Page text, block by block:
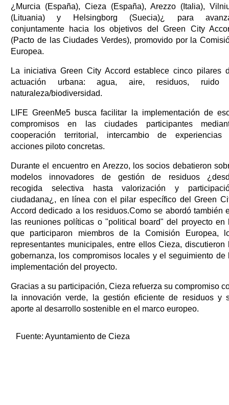
¿Murcia (España), Cieza (España), Arezzo (Italia),
(Lituania) y Helsingborg (Suecia)¿ para
conjuntamente hacia los objetivos del Green City
(Pacto de las Ciudades Verdes), promovido por la
Europea.
La iniciativa Green City Accord establece cinco pilares
actuación urbana: agua, aire, residuos, ruido
naturaleza/biodiversidad.
LIFE GreenMe5 busca facilitar la implementación de
compromisos en las ciudades participantes
cooperación territorial, intercambio de experiencias
acciones piloto concretas.
Durante el encuentro en Arezzo, los socios debatieron
modelos innovadores de gestión de residuos
recogida selectiva hasta valorización y
ciudadana¿, en línea con el pilar específico del Green
Accord dedicado a los residuos.Como se abordó también
las reuniones políticas o "political board" del proyecto en
que participaron miembros de la Comisión Europea,
representantes municipales, entre ellos Cieza, discutieron
gobernanza, los compromisos locales y el seguimiento de
implementación del proyecto.
Gracias a su participación, Cieza refuerza su compromiso
la innovación verde, la gestión eficiente de residuos y
aporte al desarrollo sostenible en el marco europeo.
Fuente: Ayuntamiento de Cieza